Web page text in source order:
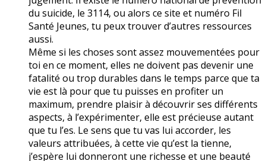
du suicide, le 3114, ou alors ce site et numéro Fil
Santé Jeunes, tu peux trouver d’autres ressources
aussi.
Même si les choses sont assez mouvementées pour
toi en ce moment, elles ne doivent pas devenir une
fatalité ou trop durables dans le temps parce que ta
vie est là pour que tu puisses en profiter un
maximum, prendre plaisir à découvrir ses différents
aspects, à l’expérimenter, elle est précieuse autant
que tu l’es. Le sens que tu vas lui accorder, les
valeurs attribuées, à cette vie qu’est la tienne,
j’espère lui donneront une richesse et une beauté